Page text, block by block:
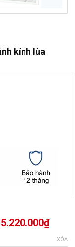
kính lùa
5.220.000₫
từXÓA